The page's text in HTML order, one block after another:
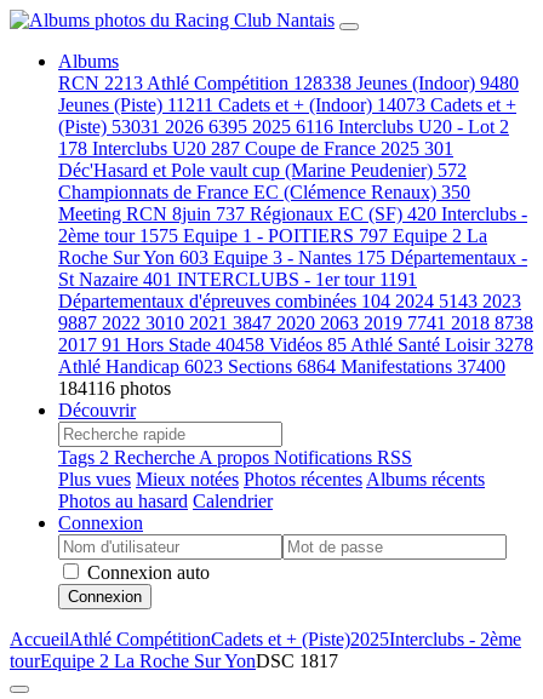
Albums
RCN 2213 Athlé Compétition 128338 Jeunes (Indoor) 9480
Jeunes (Piste) 11211 Cadets et + (Indoor) 14073 Cadets et +
(Piste) 53031 2026 6395 2025 6116 Interclubs U20 - Lot 2
178 Interclubs U20 287 Coupe de France 2025 301
Déc'Hasard et Pole vault cup (Marine Peudenier) 572
Championnats de France EC (Clémence Renaux) 350
Meeting RCN 8juin 737 Régionaux EC (SF) 420 Interclubs -
2ème tour 1575 Equipe 1 - POITIERS 797 Equipe 2 La
Roche Sur Yon 603 Equipe 3 - Nantes 175 Départementaux -
St Nazaire 401 INTERCLUBS - 1er tour 1191
Départementaux d'épreuves combinées 104 2024 5143 2023
9887 2022 3010 2021 3847 2020 2063 2019 7741 2018 8738
2017 91 Hors Stade 40458 Vidéos 85 Athlé Santé Loisir3278
Athlé Handicap 6023 Sections 6864 Manifestations 37400
184116 photos
Découvrir
Tags 2 Recherche A propos Notifications RSS
Plus vues Mieux notées Photos récentes Albums récents
Photos au hasard Calendrier
Connexion
Connexion auto
Connexion
AccueilAthlé CompétitionCadets et + (Piste)2025Interclubs - 2ème
tourEquipe 2 La Roche Sur YonDSC 1817